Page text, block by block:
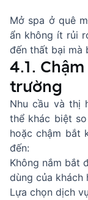
Mở spa ở quê
ẩn không ít rủi
đến thất bại mà
4.1.
trường
Nhu cầu và thị
thể khác biệt
hoặc chậm bắt
đến:
Không nắm bắt
dùng của khách
Lựa chọn dịch